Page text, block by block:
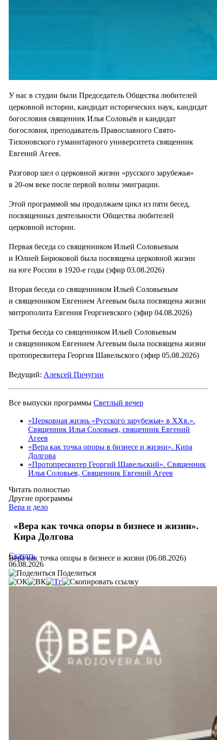
У нас в студии были Председатель Общества любителей
церковной истории, кандидат исторических наук, кандидат
богословия священник Илья Соловьёв и кандидат
богословия, преподаватель Православного Свято-
Тихоновского гуманитарного университета священник
Евгений Агеев.
Разговор шел о церковной жизни «русского зарубежья»
в 20-ом веке после первой волны эмиграции.
Этой программой мы продолжаем цикл из пяти бесед,
посвященных деятельности Общества любителей
церковной истории.
Первая беседа со священником Ильей Соловьевым
и Юлией Бирюковой была посвящена церковной жизни
на юге России в 1920-е годы (эфир 03.08.2026)
Вторая беседа со священником Ильей Соловьевым
и священником Евгением Агеевым была посвящена жизни
митрополита Евгения Георгиевского (эфир 04.08.2026)
Третья беседа со священником Ильей Соловьевым
и священником Евгением Агеевым была посвящена жизни
протопресвитера Георгия Шавельского (эфир 05.08.2026)
Ведущий: Алексей Пичугин
Все выпуски программы Светлый вечер
«Церковная жизнь «Русского зарубежья» в ХХв.».
Священник Илья Соловьев, священник Евгений
Агеев
«Вера как точка опоры в бизнесе и жизни». Кира
Долгова
«Протопресвитер Георгий Шавельский». Священник
Илья Соловьев, Священник Евгений Агеев
Читать полностью
Другие программы
Вера и дело
«Вера как точка опоры в бизнесе и жизни».
Кира Долгова
Вера как точка опоры в бизнесе и жизни (06.08.2026)
Скачать
06.08.2026
Поделиться